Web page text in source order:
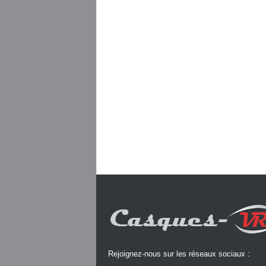
Rejoignez-nous sur les réseaux sociaux :